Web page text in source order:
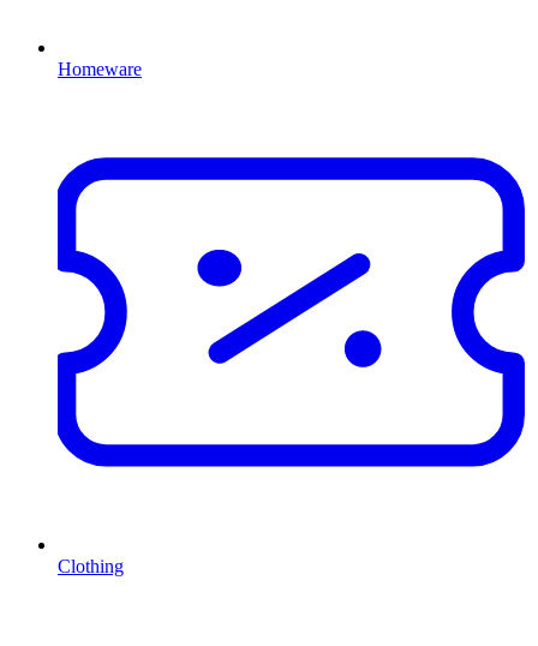
Homeware
Clothing